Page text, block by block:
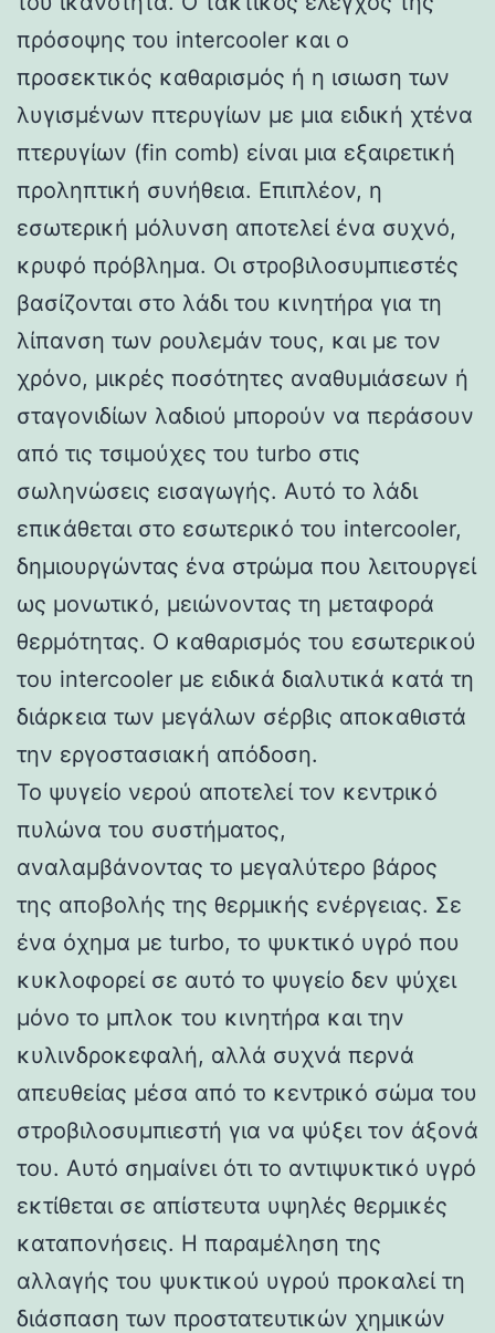
πρόσοψης του intercooler και ο
προσεκτικός καθαρισμός ή η ισιωση των
λυγισμένων πτερυγίων με μια ειδική χτένα
πτερυγίων (fin comb) είναι μια εξαιρετική
προληπτική συνήθεια. Επιπλέον, η
εσωτερική μόλυνση αποτελεί ένα συχνό,
κρυφό πρόβλημα. Οι στροβιλοσυμπιεστές
βασίζονται στο λάδι του κινητήρα για τη
λίπανση των ρουλεμάν τους, και με τον
χρόνο, μικρές ποσότητες αναθυμιάσεων ή
σταγονιδίων λαδιού μπορούν να περάσουν
από τις τσιμούχες του turbo στις
σωληνώσεις εισαγωγής. Αυτό το λάδι
επικάθεται στο εσωτερικό του intercooler,
δημιουργώντας ένα στρώμα που λειτουργεί
ως μονωτικό, μειώνοντας τη μεταφορά
θερμότητας. Ο καθαρισμός του εσωτερικού
του intercooler με ειδικά διαλυτικά κατά τη
διάρκεια των μεγάλων σέρβις αποκαθιστά
την εργοστασιακή απόδοση.
Το ψυγείο νερού αποτελεί τον κεντρικό
πυλώνα του συστήματος,
αναλαμβάνοντας το μεγαλύτερο βάρος
της αποβολής της θερμικής ενέργειας. Σε
ένα όχημα με turbo, το ψυκτικό υγρό που
κυκλοφορεί σε αυτό το ψυγείο δεν ψύχει
μόνο το μπλοκ του κινητήρα και την
κυλινδροκεφαλή, αλλά συχνά περνά
απευθείας μέσα από το κεντρικό σώμα του
στροβιλοσυμπιεστή για να ψύξει τον άξονά
του. Αυτό σημαίνει ότι το αντιψυκτικό υγρό
εκτίθεται σε απίστευτα υψηλές θερμικές
καταπονήσεις. Η παραμέληση της
αλλαγής του ψυκτικού υγρού προκαλεί τη
διάσπαση των προστατευτικών χημικών